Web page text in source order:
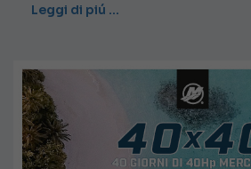
Leggi di piú …